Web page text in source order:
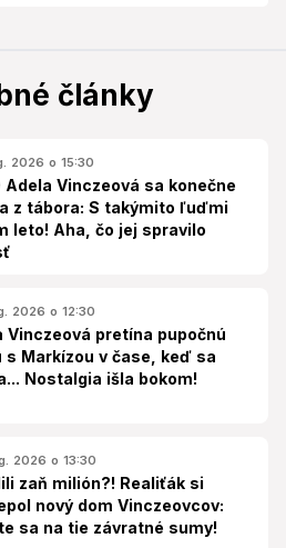
články
2026 o 15:30
Adela Vinczeová sa konečne
z tábora: S takýmito ľuďmi
leto! Aha, čo jej spravilo
2026 o 12:30
Vinczeová pretína pupočnú
s Markízou v čase, keď sa
Nostalgia išla bokom!
2026 o 13:30
zaň milión?! Realiťák si
nový dom Vinczeovcov:
sa na tie závratné sumy!